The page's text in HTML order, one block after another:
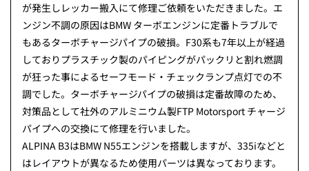
が発生しレッカー搬入にて修理ご依頼をいただきました。エ
ンジン不調の原因はBMW ターボエンジンに定番トラブルで
もあるターボチャージパイプの破損。F30系も7年以上が経過
しておりプラスチック製のパイピングがパックリと割れ燃調
が狂った事によるセーフモード・チェックランプ点灯での不
調でした。ターボチャージパイプの破損は定番故障のため、
対策品として社外のアルミニウム製FTP Motorsport チャージ
パイプへの交換にて修理を行いました。
ALPINA B3はBMW N55エンジンを搭載しますが、335iなどと
はレイアウトが異なるため使用パーツは異なっております。